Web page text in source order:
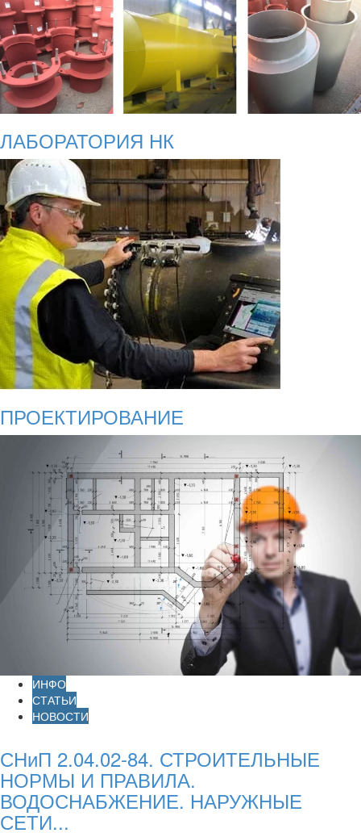
ЛАБОРАТОРИЯ НК
ПРОЕКТИРОВАНИЕ
ИНФО
СТАТЬИ
НОВОСТИ
СНиП 2.04.02-84. СТРОИТЕЛЬНЫЕ
НОРМЫ И ПРАВИЛА.
ВОДОСНАБЖЕНИЕ. НАРУЖНЫЕ
СЕТИ...